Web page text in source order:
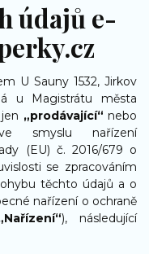
údajů e-
U Sauny 1532, Jirkov
u Magistrátu města
„prodávající“ nebo
smyslu nařízení
(EU) č. 2016/679 o
se zpracováním
těchto údajů a o
nařízení o ochraně
), následující